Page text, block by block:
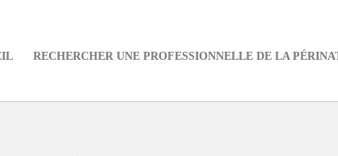
RECHERCHER UNE PROFESSIONNELLE DE LA